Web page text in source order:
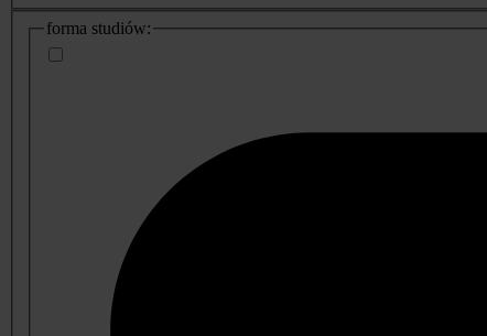
dodatkowe
informacje
forma studiów: